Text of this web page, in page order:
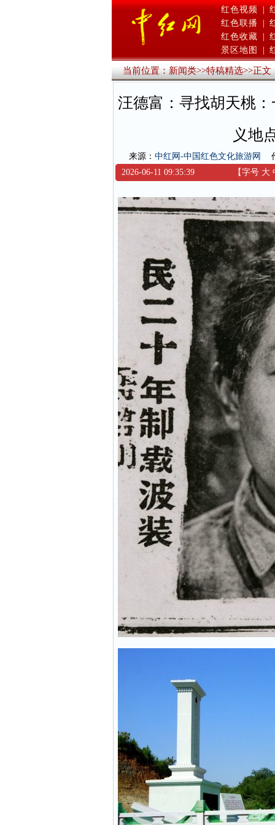
红色视频 |
红色联播
红色收藏
景区地图
当前位置：新闻类>>特稿精选>>正文
汪德富：寻找胡天桃
义地
来源： 中红网-中国红色文化旅游网
2026-06-11 09:35:39
【字号 大